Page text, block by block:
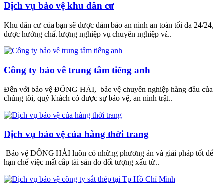
Dịch vụ bảo vệ khu dân cư
Khu dân cư của bạn sẽ được đảm bảo an ninh an toàn tối đa 24/24,
được hưởng chất lượng nghiệp vụ chuyên nghiệp và..
Công ty bảo vê trung tâm tiếng anh
Đến với bảo vệ ĐÔNG HẢI, bảo vệ chuyên nghiệp hàng đầu của
chúng tôi, quý khách có được sự bảo vệ, an ninh trật..
Dịch vụ bảo vệ của hàng thời trang
Bảo vệ ĐÔNG HẢI luôn có những phương án và giải pháp tốt để
hạn chế việc mất cắp tài sản do đối tượng xấu từ..